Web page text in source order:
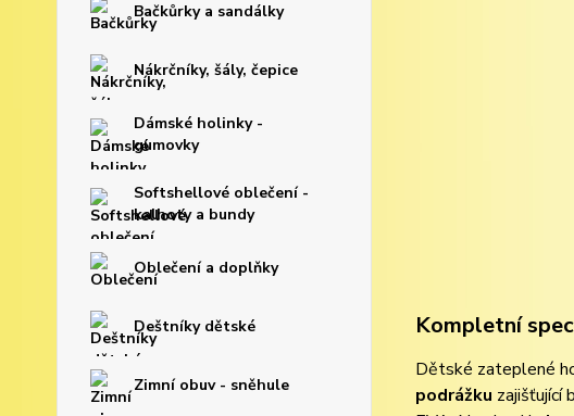
Bačkůrky a sandálky
Nákrčníky, šály, čepice
Dámské holinky -
gumovky
Softshellové oblečení -
kalhoty a bundy
Oblečení a doplňky
Deštníky dětské
Zimní obuv - sněhule
Kompletní
Dětské zateplené
podrážku zajišťující